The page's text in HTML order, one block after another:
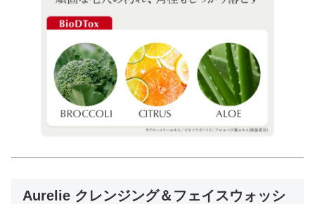
Aurelie クレンジング＆フェイスウォッシ